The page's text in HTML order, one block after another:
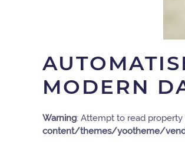
MODERN
Warning: Attempt to read property
content/themes/yootheme/